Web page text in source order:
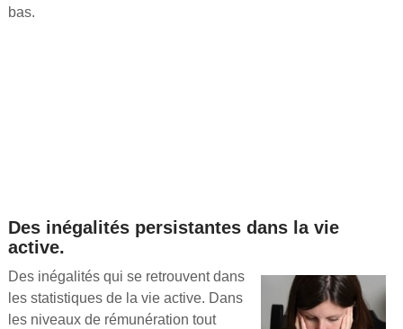
bas.
Des inégalités persistantes dans la vie
active.
Des inégalités qui se retrouvent dans
les statistiques de la vie active. Dans
les niveaux de rémunération tout